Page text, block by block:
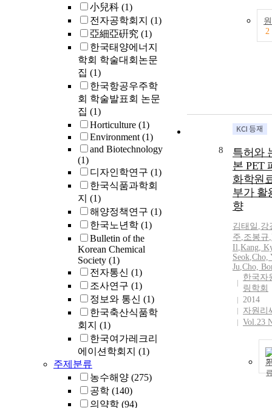
小兒科 (1)
전자공학회지 (1)
亞細亞硏究 (1)
한국태양에너지
학회 학술대회논문
집 (1)
한국항공우주학
회 학술발표회 논문
집 (1)
Horticulture (1)
Environment(1)
and Biotechnology
(1)
디자인학연구 (1)
한국식품과학회
지 (1)
해양정책연구 (1)
한국노년학 (1)
Bulletin of the
Korean Chemical
Society (1)
전자통신 (1)
조사연구 (1)
정보와 통신 (1)
한국축산식품학
회지 (1)
한국여가레크리
에이션학회지 (1)
주제분류
농수해양 (275)
공학 (140)
의약학 (94)
2
8
특허와
본 PET
화학원
부가 활
향
김태일 ,강
주,조봉규,
Il,Kang,
Seok,Cho,
Ju,Cho,
한국자
링학회
2014
자원리
Vol.23